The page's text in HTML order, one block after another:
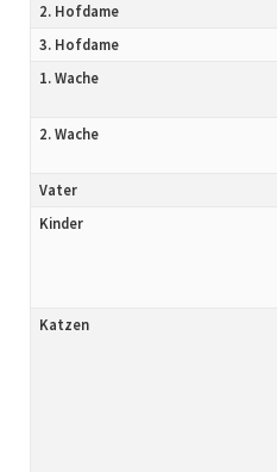
2. Hofdame
3. Hofdame
1. Wache
2. Wache
Vater
Kinder
Katzen